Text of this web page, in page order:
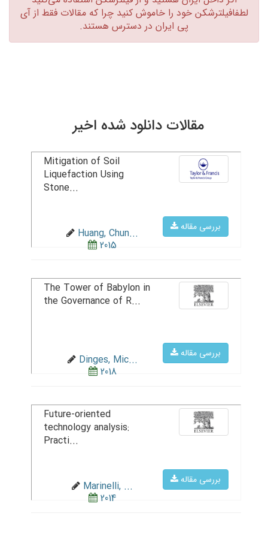
لطفافیلترشکن خود را خاموش کنید چرا که مقالات فقط از آی
پی ایران در دسترس هستند.‏
مقالات دانلود شده اخیر
بررسی مقاله
Mitigation of Soil
Liquefaction Using
Stone...
Huang, Chun...
2015
بررسی مقاله
The Tower of Babylon in
the Governance of R...
Dinges, Mic...
2018
بررسی مقاله
Future-oriented
technology analysis:
Practi...
Marinelli, ...
2014